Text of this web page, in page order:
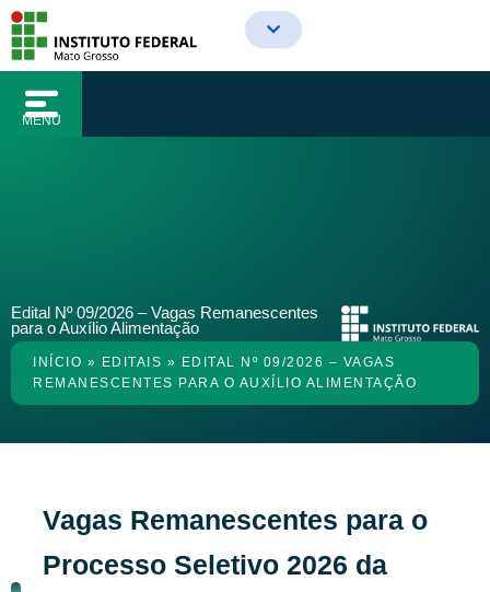
conteúdo
para
conteúdo
MENU
Edital Nº 09/2026 – Vagas Remanescentes
para o Auxílio Alimentação
INÍCIO » EDITAIS » EDITAL Nº 09/2026 – VAGAS
REMANESCENTES PARA O AUXÍLIO ALIMENTAÇÃO
Vagas Remanescentes para o
Processo Seletivo 2026 da